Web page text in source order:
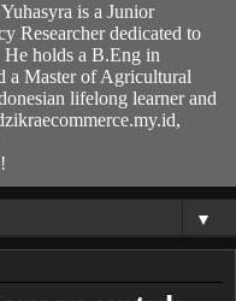
is a Junior
Researcher dedicated to
He holds a B.Eng in
a Master of Agricultural
lifelong learner and
▼